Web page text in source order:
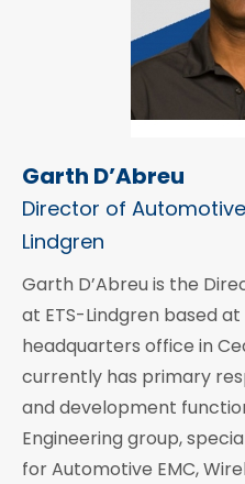
Garth D’Abreu
Director of
Lindgren
Garth D’Abreu is the
at ETS-Lindgren based
headquarters office in
currently has primary
and development
Engineering group,
for Automotive EMC,